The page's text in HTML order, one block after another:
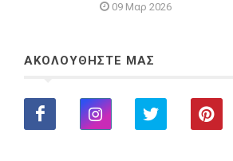
09 Μαρ 2026
ΑΚΟΛΟΥΘΗΣΤΕ ΜΑΣ